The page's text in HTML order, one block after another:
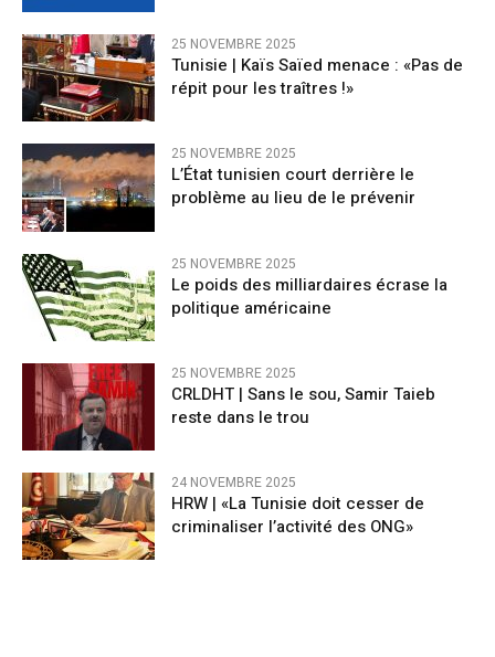
25 NOVEMBRE 2025
Tunisie | Kaïs Saïed menace : «Pas de
répit pour les traîtres !»
25 NOVEMBRE 2025
L’État tunisien court derrière le
problème au lieu de le prévenir
25 NOVEMBRE 2025
Le poids des milliardaires écrase la
politique américaine
25 NOVEMBRE 2025
CRLDHT | Sans le sou, Samir Taieb
reste dans le trou
24 NOVEMBRE 2025
HRW | «La Tunisie doit cesser de
criminaliser l’activité des ONG»